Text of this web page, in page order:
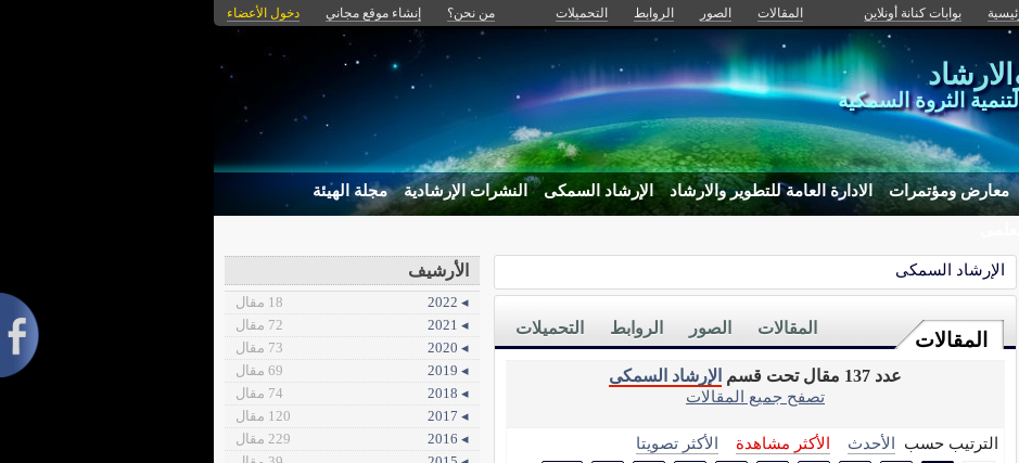
بوابات كنانة أونلاين المقالات الصور الروابط التحميلات من نحن؟ إنشاء موقع مجاني دخول الأعضاء
لتنمية الثروة السمكية
معارض ومؤتمرات الادارة العامة للتطوير والارشاد الإرشاد السمكى النشرات الإرشادية مجلة الهيئة
الإرشاد السمكى
المقالات
التحميلات الروابط الصور المقالات
عدد 137 مقال تحت قسم
الإرشاد السمكى
تصفح جميع المقالات
الترتيب حسب الأحدث الأكثر مشاهدة
الأكثر تصويتا
الأرشيف
◂ 2022
18 مقال
◂ 2021
72 مقال
◂ 2020
73 مقال
◂ 2019
69 مقال
◂ 2018
74 مقال
◂ 2017
120 مقال
◂ 2016
229 مقال